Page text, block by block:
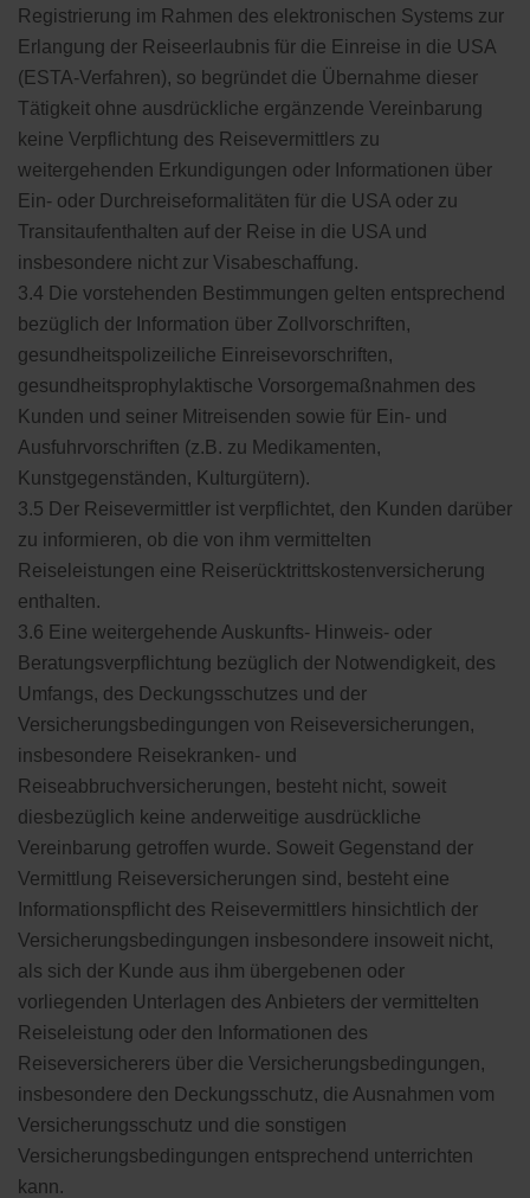
Registrierung im Rahmen des elektronischen Systems zur
Erlangung der Reiseerlaubnis für die Einreise in die USA
(ESTA-Verfahren), so begründet die Übernahme dieser
Tätigkeit ohne ausdrückliche ergänzende Vereinbarung
keine Verpflichtung des Reisevermittlers zu
weitergehenden Erkundigungen oder Informationen über
Ein- oder Durchreiseformalitäten für die USA oder zu
Transitaufenthalten auf der Reise in die USA und
insbesondere nicht zur Visabeschaffung.
3.4 Die vorstehenden Bestimmungen gelten entsprechend
bezüglich der Information über Zollvorschriften,
gesundheitspolizeiliche Einreisevorschriften,
gesundheitsprophylaktische Vorsorgemaßnahmen des
Kunden und seiner Mitreisenden sowie für Ein- und
Ausfuhrvorschriften (z.B. zu Medikamenten,
Kunstgegenständen, Kulturgütern).
3.5 Der Reisevermittler ist verpflichtet, den Kunden darüber
zu informieren, ob die von ihm vermittelten
Reiseleistungen eine Reiserücktrittskostenversicherung
enthalten.
3.6 Eine weitergehende Auskunfts- Hinweis- oder
Beratungsverpflichtung bezüglich der Notwendigkeit, des
Umfangs, des Deckungsschutzes und der
Versicherungsbedingungen von Reiseversicherungen,
insbesondere Reisekranken- und
Reiseabbruchversicherungen, besteht nicht, soweit
diesbezüglich keine anderweitige ausdrückliche
Vereinbarung getroffen wurde. Soweit Gegenstand der
Vermittlung Reiseversicherungen sind, besteht eine
Informationspflicht des Reisevermittlers hinsichtlich der
Versicherungsbedingungen insbesondere insoweit nicht,
als sich der Kunde aus ihm übergebenen oder
vorliegenden Unterlagen des Anbieters der vermittelten
Reiseleistung oder den Informationen des
Reiseversicherers über die Versicherungsbedingungen,
insbesondere den Deckungsschutz, die Ausnahmen vom
Versicherungsschutz und die sonstigen
Versicherungsbedingungen entsprechend unterrichten
kann.